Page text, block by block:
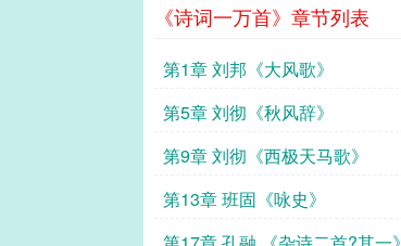
《诗词一万首》章节列表
第1章 刘邦《大风歌》
第5章 刘彻《秋风辞》
第9章 刘彻《西极天马歌》
第13章 班固《咏史》